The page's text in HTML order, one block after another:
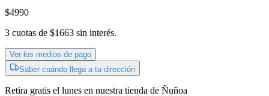
$4990
3 cuotas de $1663 sin interés.
Ver los medios de pago
Saber cuándo llega a tu dirección
Retira gratis el lunes en nuestra tienda de Ñuñoa